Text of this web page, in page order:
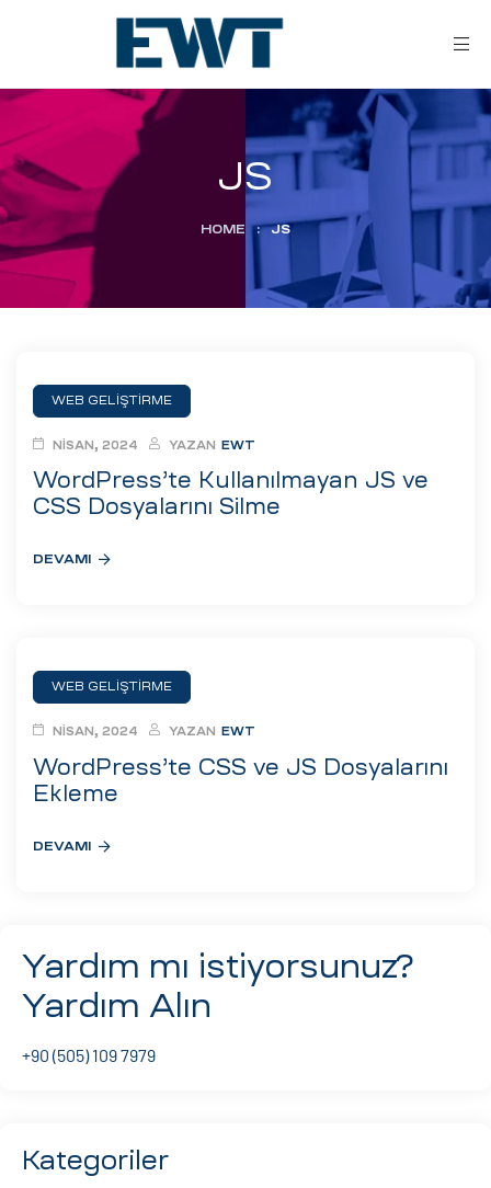
JS
HOME : JS
WEB GELIŞTIRME
WordPress’te Kullanılmayan JS ve
CSS Dosyalarını Silme
NISAN, 2024 YAZAN EWT
DEVAMI
WEB GELIŞTIRME
WordPress’te CSS ve JS Dosyalarını
Ekleme
NISAN, 2024 YAZAN EWT
DEVAMI
Yardım mı istiyorsunuz?
Yardım Alın
+90 (505) 109 7979
Kategoriler